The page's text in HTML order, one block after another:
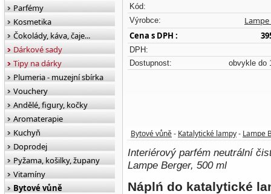
Kód:
Výrobce:
Cena s DPH :
DPH:
Dostupnost:
obvykle do
Bytové vůně - Katalytické lampy - Lampe
Interiérový parfém neutrální
Lampe Berger, 500 ml
Náplń do katalytické
Parfémy
Kosmetika
Čokolády, káva, čaje...
Dárkové sady
Tipy na dárky
Plumeria - muzejní sbírka
Vouchery
Andělé, figury, kočky
Aromaterapie
Kuchyň
Doprodej
Pyžama, košilky, župany
Vitamíny
Bytové vůně